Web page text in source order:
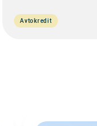
Avtokredit